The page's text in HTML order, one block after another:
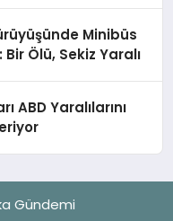
Minibüs
Ölü, Sekiz Yaralı
ABD Yaralılarını
Gündemi